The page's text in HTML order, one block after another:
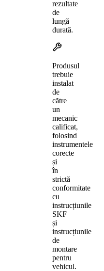
rezultate
de
lungă
durată.
Produsul
trebuie
instalat
de
către
un
mecanic
calificat,
folosind
instrumentele
corecte
și
în
strictă
conformitate
cu
instrucțiunile
SKF
și
instrucțiunile
de
montare
pentru
vehicul.